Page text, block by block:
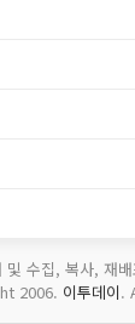
및 수집, 복사, 재
2006. 이투데이.